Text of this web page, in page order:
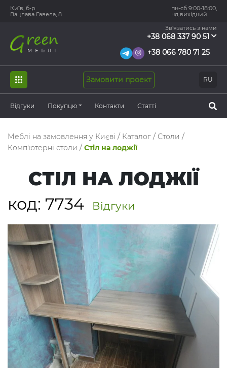
Київ, б-р
Вацлава Гавела, 8
пн-сб 9:00-18:00,
нд вихідний
Зв'язатись з нами
+38 068 337 90 51
+38 066 780 71 25
RU
Замовити проект
Відгуки Покупцю Контакти Статті
Меблі на замовлення у Києві / Каталог / Столи /
Комп'ютерні столи / Стіл на лоджії
СТІЛ НА ЛОДЖІЇ
код: 7734 Відгуки